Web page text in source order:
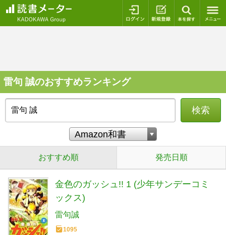
ログイン 新規登録
雷句 誠のおすすめランキング
検索
おすすめ順 発売日順
金色のガッシュ!! 1 (少年サンデーコミ
ックス)
雷句誠
1095